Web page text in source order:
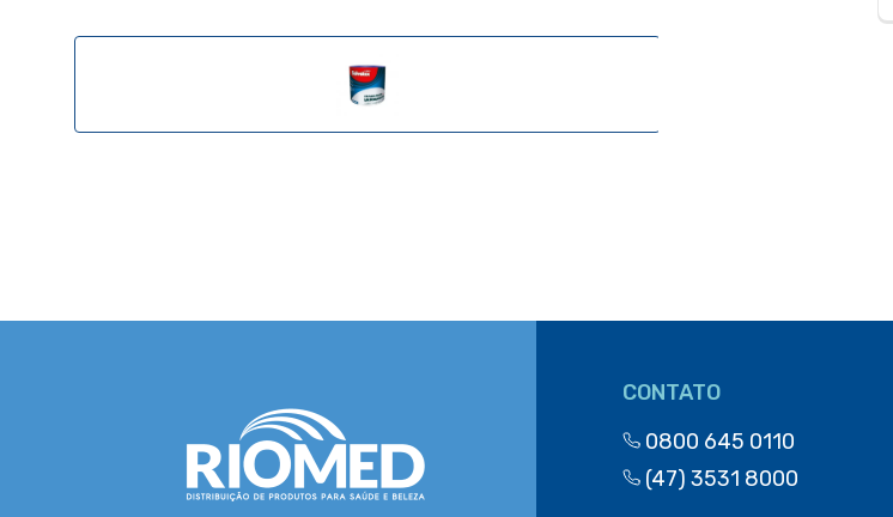
CONTATO
0800 645 0110
(47) 3531 8000